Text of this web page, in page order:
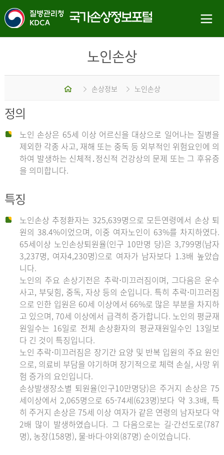
노인손상
홈 손상정보 노인손상
정의
노인 손상은 65세 이상 어르신을 대상으로 일어나는 질병을
제외한 각종 사고, 재해 또는 중독 등 외부적인 위험요인에 의
하여 발생하는 신체적․정신적 건강상의 문제 또는 그 후유증
을 의미합니다.
특징
노인손상 추정환자는 325,639명으로 모든연령에서 손상 퇴
원의 38.4%이었으며, 이중 여자노인이 63%를 차지하였다.
65세이상 노인손상퇴원율(인구 10만명 당)은 3,799명(남자
3,237명, 여자4,230명)으로 여자가 남자보다 1.3배 높았습
니다.
노인의 주요 손상기전은 추락⋅미끄러짐이며, 그다음은 운수
사고, 부딪힘, 중독, 자상 등의 순입니다. 특히 추락⋅미끄러짐
으로 인한 입원은 60세 이상에서 66%로 많은 부분을 차지하
고 있으며, 70세 이상에서 급격히 증가합니다. 노인의 평균재
원일수는 16일로 전체 손상환자의 평균재원일수인 13일보
다 긴 것이 특징입니다.
노인 추락⋅미끄러짐은 장기간 요양 및 반복 입원의 주요 원인
으로, 의료비 부담을 야기하며 장기적으로 체력 손실, 사망 위
험 증가의 요인입니다.
손상발생장소별 퇴원율(인구10만명당)은 주거지 손상은 75
세이상에서 2,065명으로 65-74세(623명)보다 약 3.3배, 특
히 주거지 손상은 75세 이상 여자가 같은 연령의 남자보다 약
2배 많이 발생하였습니다. 그 다음으로는 길·간선도로(787
명), 농장(158명), 물·바다·야외(87명) 순이었습니다.